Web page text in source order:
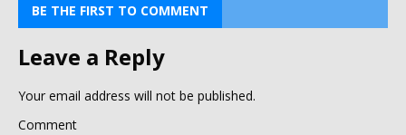
BE THE FIRST TO COMMENT
Leave a Reply
Your email address will not be published.
Comment